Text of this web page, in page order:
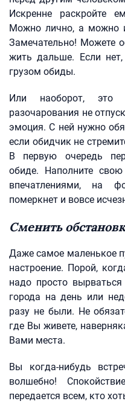
Искренне раскройте
Можно лично, а можно
Замечательно! Можете
жить дальше. Если
грузом обиды.
Или наоборот, это
разочарования не
эмоция. С ней нужно
если обидчик не
В первую очередь
обиде. Наполните
впечатлениями, на
померкнет и вовсе
Сменить
Даже самое маленькое
настроение. Порой,
надо просто
города на день или
разу не были. Не
где Вы живете,
Вами места.
Вы когда-нибудь
волшебно!
передается всем, кто